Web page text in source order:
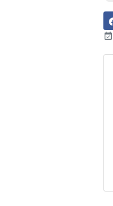
event_available